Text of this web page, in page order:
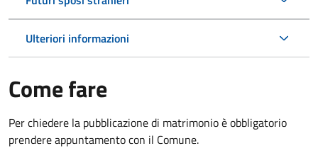
Ulteriori informazioni
Come fare
Per chiedere la pubblicazione di matrimonio è obbligatorio
prendere appuntamento con il Comune.